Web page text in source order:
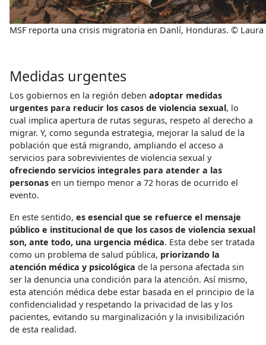
MSF reporta una crisis migratoria en Danlí, Honduras. © Laura
Medidas urgentes
Los gobiernos en la región deben adoptar medidas
urgentes para reducir los casos de violencia sexual, lo
cual implica apertura de rutas seguras, respeto al derecho a
migrar. Y, como segunda estrategia, mejorar la salud de la
población que está migrando, ampliando el acceso a
servicios para sobrevivientes de violencia sexual y
ofreciendo servicios integrales para atender a las
personas en un tiempo menor a 72 horas de ocurrido el
evento.
En este sentido, es esencial que se refuerce el mensaje
público e institucional de que los casos de violencia sexual
son, ante todo, una urgencia médica. Esta debe ser tratada
como un problema de salud pública, priorizando la
atención médica y psicológica de la persona afectada sin
ser la denuncia una condición para la atención. Así mismo,
esta atención médica debe estar basada en el principio de la
confidencialidad y respetando la privacidad de las y los
pacientes, evitando su marginalización y la invisibilización
de esta realidad.